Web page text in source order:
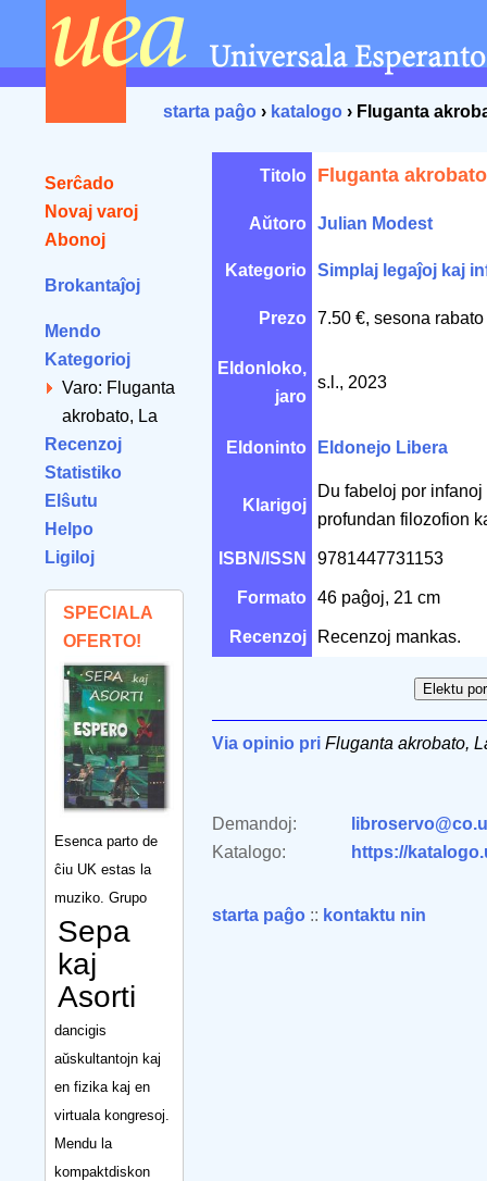
starta paĝo › katalogo › Fluganta
Serĉado
Novaj varoj
Abonoj
Brokantaĵoj
Mendo
Kategorioj
Varo: Fluganta
akrobato, La
Recenzoj
Statistiko
Elŝutu
Helpo
Ligiloj
SPECIALA
OFERTO!
Esenca parto de
ĉiu UK estas la
muziko. Grupo
Sepa
kaj
Asorti
dancigis
aŭskultantojn kaj
en fizika kaj en
virtuala kongresoj.
Mendu la
kompaktdiskon
Titolo Fluganta
Aŭtoro Julian Modest
Kategorio Simplaj legaĵoj kaj
Prezo 7.50 €, sesona
Eldonloko,
jaro
s.l., 2023
Eldoninto Eldonejo Libera
Klarigoj
Du fabeloj por
profundan filozofion
ISBN/ISSN 9781447731153
Formato 46 paĝoj, 21 cm
Recenzoj Recenzoj mankas.
Via opinio pri Fluganta akrobato,
Demandoj:
Katalogo:
https://
starta paĝo :: kontaktu nin